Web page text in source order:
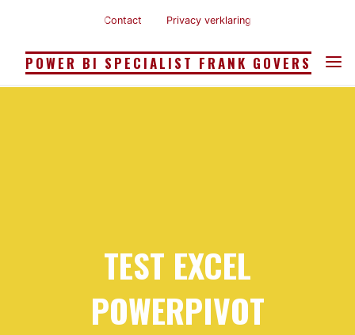
POWER BI SPECIALIST FRANK GOVERS
Contact Privacy verklaring
TEST EXCEL
POWERPIVOT